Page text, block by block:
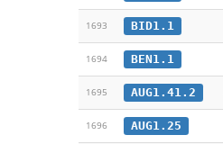
1693 BID1.1
1694 BEN1.1
1695 AUG1.41.2
1696 AUG1.25